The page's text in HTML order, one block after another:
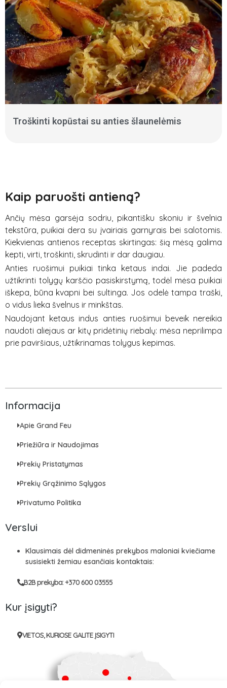
Troškinti kopūstai su anties šlaunelėmis
Kaip paruošti antieną?
Ančių mėsa garsėja sodriu, pikantišku skoniu ir švelnia
tekstūra, puikiai dera su įvairiais garnyrais bei salotomis.
Kiekvienas antienos receptas skirtingas: šią mėsą galima
kepti, virti, troškinti, skrudinti ir dar daugiau.
Anties ruošimui puikiai tinka ketaus indai. Jie padeda
užtikrinti tolygų karščio pasiskirstymą, todėl mėsa puikiai
iškepa, būna kvapni bei sultinga. Jos odelė tampa traški,
o vidus lieka švelnus ir minkštas.
Naudojant ketaus indus anties ruošimui beveik nereikia
naudoti aliejaus ar kitų pridėtinių riebalų: mėsa neprilimpa
prie paviršiaus, užtikrinamas tolygus kepimas.
Informacija
Apie Grand Feu
Priežiūra ir Naudojimas
Prekių Pristatymas
Prekių Grąžinimo Sąlygos
Privatumo Politika
Verslui
Klausimais dėl didmeninės prekybos maloniai kviečiame
susisiekti žemiau esančiais kontaktais:
B2B prekyba: +370 600 03555
Kur įsigyti?
VIETOS, KURIOSE GALITE ĮSIGYTI